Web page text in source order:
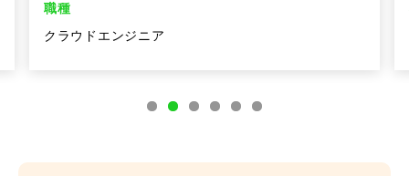
職種
クラウドエンジニア